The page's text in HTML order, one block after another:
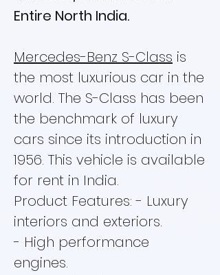
Entire North India.
Mercedes-Benz S-Class is
the most luxurious car in the
world. The S-Class has been
the benchmark of luxury
cars since its introduction in
1956. This vehicle is available
for rent in India.
Product Features: - Luxury
interiors and exteriors.
- High performance
engines.